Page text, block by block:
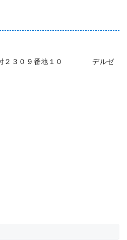
付２３０９番地１０ デルゼ